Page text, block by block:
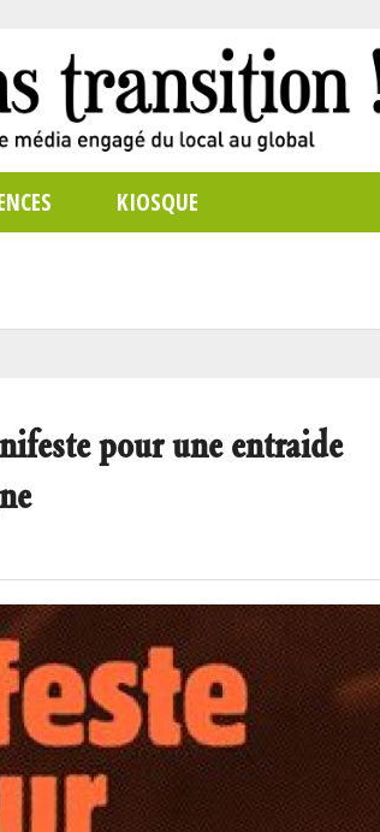
KIOSQUE
pour une entraide